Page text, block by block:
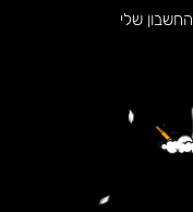
החשבון שלי